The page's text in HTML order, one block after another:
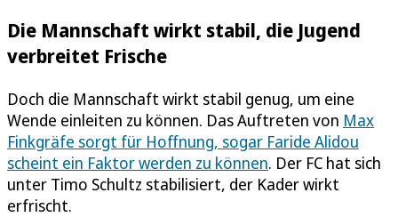
Die Mannschaft wirkt stabil, die Jugend
verbreitet Frische
Doch die Mannschaft wirkt stabil genug, um eine
Wende einleiten zu können. Das Auftreten von Max
Finkgräfe sorgt für Hoffnung, sogar Faride Alidou
scheint ein Faktor werden zu können. Der FC hat sich
unter Timo Schultz stabilisiert, der Kader wirkt
erfrischt.